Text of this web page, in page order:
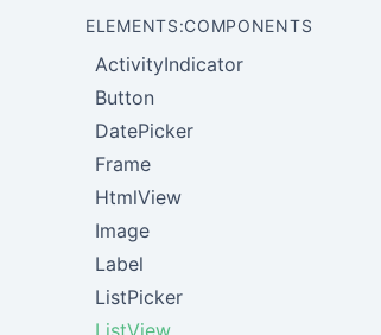
ELEMENTS:COMPONENTS
ActivityIndicator
Button
DatePicker
Frame
HtmlView
Image
Label
ListPicker
ListView